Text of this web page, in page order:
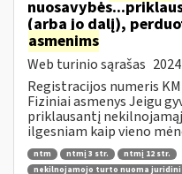
(arba jo dalį),
asmenims
Web turinio sąrašas
Registracijos numeris
Fiziniai asmenys Jeigu
priklausantį
ilgesniam kaip vieno
ntm ntmį 3 str.
ntmį 12 str.
nekilnojamojo turto nuoma